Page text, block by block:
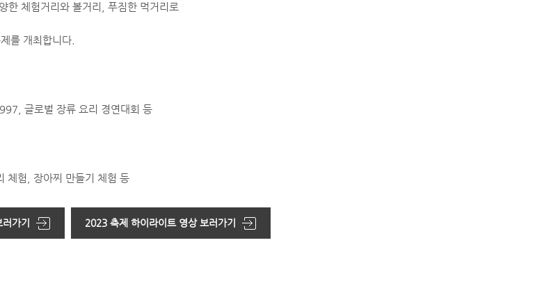
한 체험거리와 볼거리, 푸짐한 먹거리로
를 개최합니다.
글로벌 장류 요리 경연대회 등
체험, 장아찌 만들기 체험 등
가기 2023 축제 하이라이트 영상 보러가기